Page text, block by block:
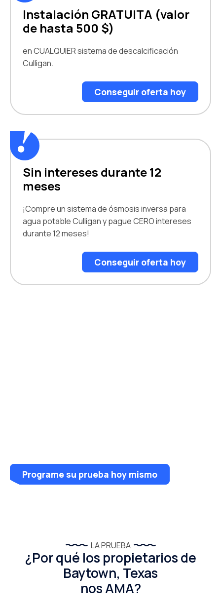
Instalación GRATUITA (valor
de hasta 500 $)
en CUALQUIER sistema de descalcificación
Culligan.
Conseguir oferta hoy
Sin intereses durante 12
meses
¡Compre un sistema de ósmosis inversa para
agua potable Culligan y pague CERO intereses
durante 12 meses!
Conseguir oferta hoy
Programe su prueba hoy mismo
LA PRUEBA
¿Por qué los propietarios de
Baytown, Texas
nos AMA?